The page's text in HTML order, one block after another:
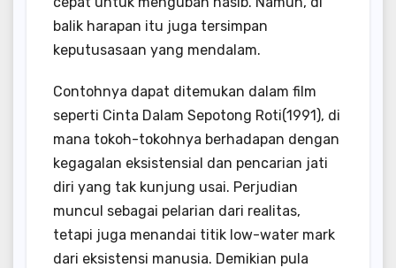
balik harapan itu juga tersimpan
keputusasaan yang mendalam.
Contohnya dapat ditemukan dalam film
seperti Cinta Dalam Sepotong Roti(1991), di
mana tokoh-tokohnya berhadapan dengan
kegagalan eksistensial dan pencarian jati
diri yang tak kunjung usai. Perjudian
muncul sebagai pelarian dari realitas,
tetapi juga menandai titik low-water mark
dari eksistensi manusia. Demikian pula